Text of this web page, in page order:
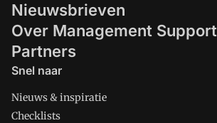
Nieuwsbrieven
Over Management Support
Partners
Snel naar
Nieuws & inspiratie
Checklists